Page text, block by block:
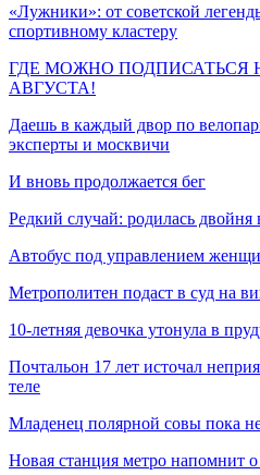
«Лужники»: от советской
спортивному кластеру
ГДЕ МОЖНО ПОДПИСАТЬСЯ
АВГУСТА!
Даешь в каждый двор по
эксперты и москвичи
И вновь продолжается бег
Редкий случай: родилась двойня
Автобус под управлением
Метрополитен подаст в суд на
10-летняя девочка утонула в
Почтальон 17 лет источал
теле
Младенец полярной совы пока
Новая станция метро напомнит